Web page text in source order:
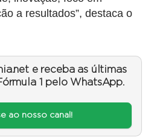
a resultados”, destaca o
e receba as últimas
1 pelo WhatsApp.
ao nosso canal!